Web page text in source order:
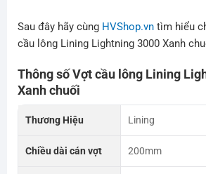
Sau đây hãy cùng HVShop.vntìm hiểu
cầu lông Lining Lightning 3000 Xanh
Thông số Vợt cầu lông Lining
Xanh chuối
Thương Hiệu Lining
Chiều dài cán vợt 200mm